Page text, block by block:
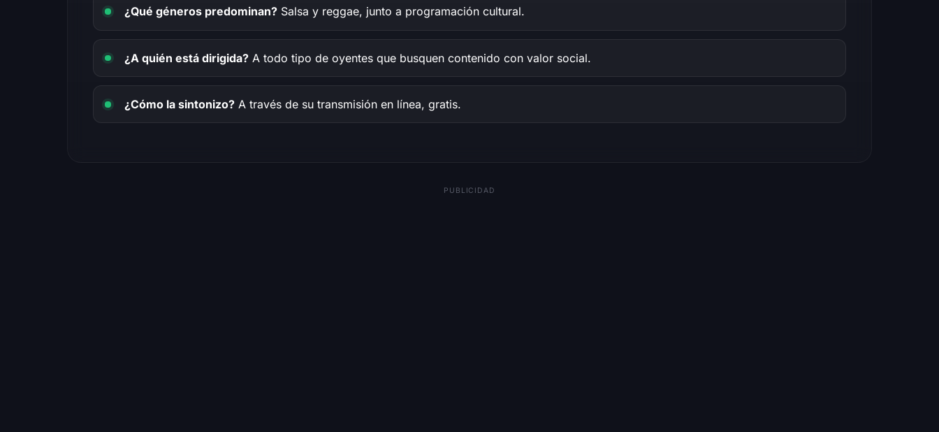
¿Qué géneros predominan? Salsa y reggae, junto a programación cultural.
¿A quién está dirigida? A todo tipo de oyentes que busquen contenido con valor social.
¿Cómo la sintonizo? A través de su transmisión en línea, gratis.
PUBLICIDAD